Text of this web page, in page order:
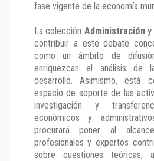
fase vigente de la economía
La colección Administración
contribuir a este debate
como un ámbito de
enriquezcan el análisis de
desarrollo. Asimismo, está
espacio de soporte de las
investigación y
económicos y
procurará poner al
profesionales y expertos
sobre cuestiones teóricas,